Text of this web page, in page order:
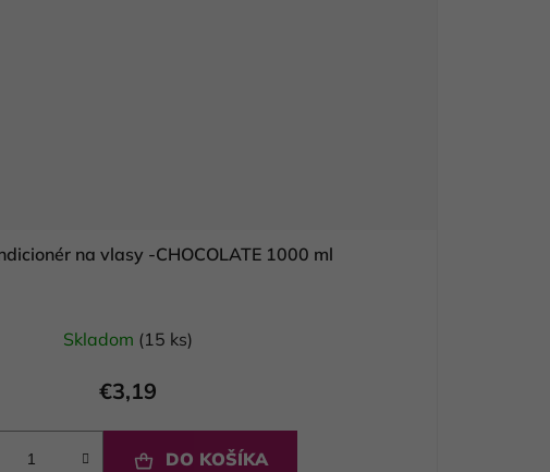
na vlasy -CHOCOLATE 1000 ml
Skladom (15 ks)
€3,19
DO KOŠÍKA